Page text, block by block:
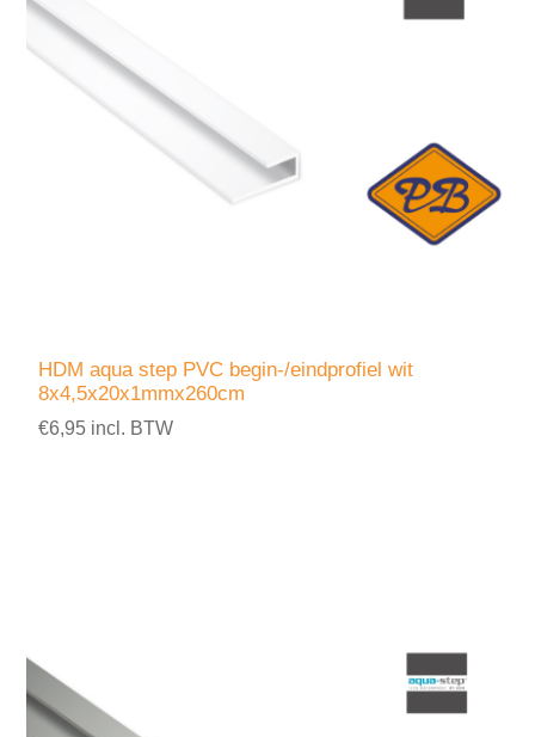
HDM aqua step PVC begin-/eindprofiel wit
8x4,5x20x1mmx260cm
€6,95 incl. BTW